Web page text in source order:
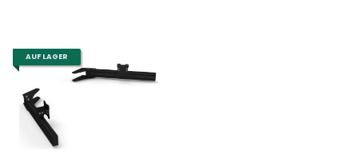
AUF LAGER